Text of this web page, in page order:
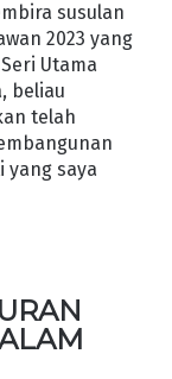
susulan
2023 yang
Utama
beliau
telah
yang saya